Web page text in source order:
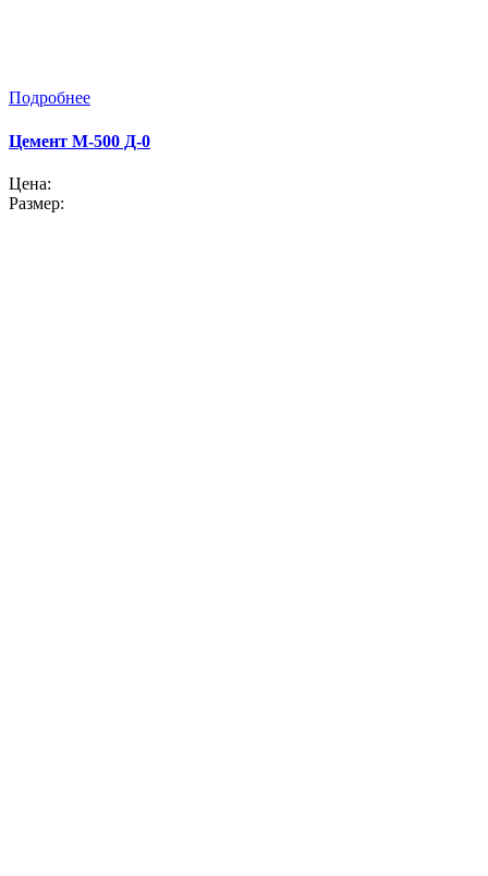
Подробнее
Цемент M-500 Д-0
Цена:
Размер: